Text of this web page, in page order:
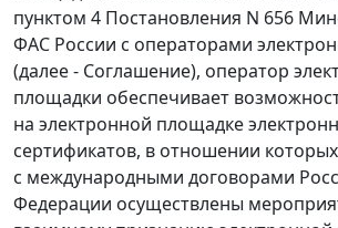
пунктом 4 Постановления N 656
ФАС России с операторами
(далее - Соглашение), оператор
площадки обеспечивает
на электронной площадке
сертификатов, в отношении
с международными договорами
Федерации осуществлены